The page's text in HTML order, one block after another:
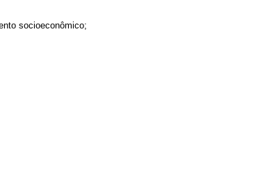
socioeconômico;